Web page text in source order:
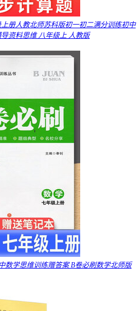
册人教北师苏科版初一初二满分训练初中
资料思维 八年级上 人教版
数学思维训练赠答案 B卷必刷数学北师版